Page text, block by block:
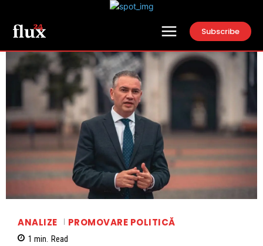
Subscribe
ANALIZE PROMOVARE POLITICĂ
1 min. Read